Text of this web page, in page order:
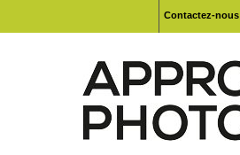
Contactez-nous